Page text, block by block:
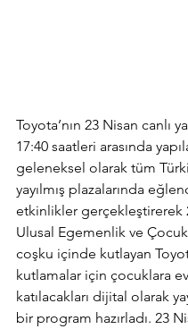
Toyota’nın 23 Nisan canlı
17:40 saatleri arasında
geleneksel olarak tüm
yayılmış plazalarında
etkinlikler gerçekleştirerek
Ulusal Egemenlik ve Çocuk
coşku içinde kutlayan
kutlamalar için çocuklara
katılacakları dijital olarak
bir program hazırladı. 23